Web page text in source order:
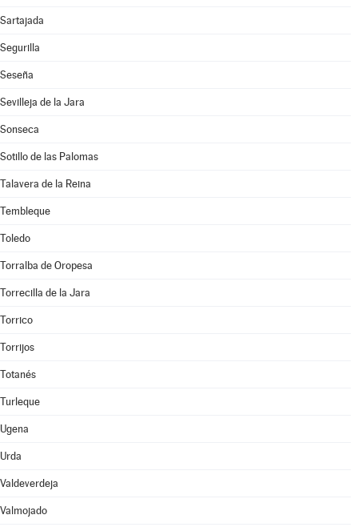
Sartajada
Segurilla
Seseña
Sevilleja de la Jara
Sonseca
Sotillo de las Palomas
Talavera de la Reina
Tembleque
Toledo
Torralba de Oropesa
Torrecilla de la Jara
Torrico
Torrijos
Totanés
Turleque
Ugena
Urda
Valdeverdeja
Valmojado